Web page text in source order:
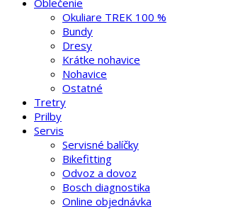
Oblečenie
Okuliare TREK 100 %
Bundy
Dresy
Krátke nohavice
Nohavice
Ostatné
Tretry
Prilby
Servis
Servisné balíčky
Bikefitting
Odvoz a dovoz
Bosch diagnostika
Online objednávka